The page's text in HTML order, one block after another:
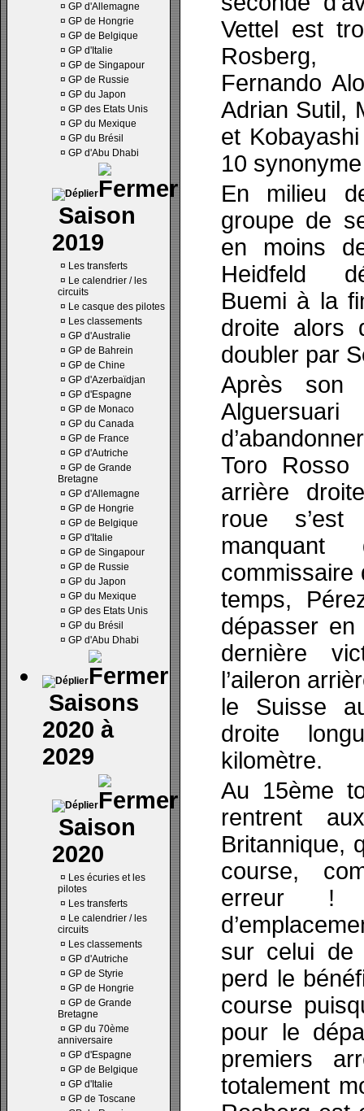
¤ GP d'Allemagne
¤ GP de Hongrie
¤ GP de Belgique
¤ GP d'Italie
¤ GP de Singapour
¤ GP de Russie
¤ GP du Japon
¤ GP des Etats Unis
¤ GP du Mexique
¤ GP du Brésil
¤ GP d'Abu Dhabi
Saison
2019
¤ Les transferts
¤ Le calendrier / les
circuits
¤ Le casque des pilotes
¤ Les classements
¤ GP d'Australie
¤ GP de Bahrein
¤ GP de Chine
¤ GP d'Azerbaïdjan
¤ GP d'Espagne
¤ GP de Monaco
¤ GP du Canada
¤ GP de France
¤ GP d'Autriche
¤ GP de Grande
Bretagne
¤ GP d'Allemagne
¤ GP de Hongrie
¤ GP de Belgique
¤ GP d'Italie
¤ GP de Singapour
¤ GP de Russie
¤ GP du Japon
¤ GP du Mexique
¤ GP des Etats Unis
¤ GP du Brésil
¤ GP d'Abu Dhabi
Saisons
2020 à
2029
Saison
2020
¤ Les écuries et les
pilotes
¤ Les transferts
¤ Le calendrier / les
circuits
¤ Les classements
¤ GP d'Autriche
¤ GP de Styrie
¤ GP de Hongrie
¤ GP de Grande
Bretagne
¤ GP du 70ème
anniversaire
¤ GP d'Espagne
¤ GP de Belgique
¤ GP d'Italie
¤ GP de Toscane
Vettel est
Fernando
Adrian Sutil,
et
10
En milieu
groupe de
en moins
Heidfeld
Buemi à la
droite alors
doubler par
Après son
Toro
arrière
roue s’est
commissaire
temps,
dépasser
dernière
l’aileron
le Suisse
droite
kilomètre.
Au 15ème
rentrent
Britannique,
course,
erreur !
sur celui de
perd le
course
pour le
premiers
totalement